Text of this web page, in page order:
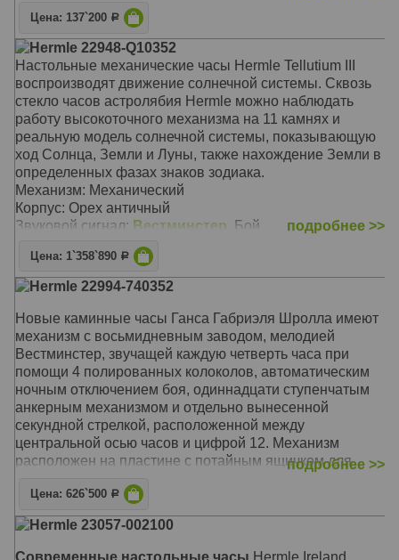
Цена: 137`200 Р
Hermle 22948-Q10352
Настольные механические часы Hermle Tellutium III
воспроизводят движение солнечной системы. Сквозь
стекло часов астролябия Hermle можно наблюдать
работу высокоточного механизма на 11 камнях и
реальную модель солнечной системы, показывающую
ход Солнца, Земли и Луны, также нахождение Земли в
определенных фазах знаков зодиака.
Механизм: Механический
Корпус: Орех античный
Звуковой сигнал: Вестминстер , Бой
Размер: 32 х 32 х 38 см
подробнее >>
Цена: 1`358`890 Р
Hermle 22994-740352
Новые каминные часы Ганса Габриэля Шролла имеют
механизм с восьмидневным заводом, мелодией
Вестминстер, звучащей каждую четверть часа при
помощи 4 полированных колоколов, автоматическим
ночным отключением боя, одиннадцати ступенчатым
анкерным механизмом и отдельно вынесенной
секундной стрелкой, расположенной между
центральной осью часов и цифрой 12. Механизм
расположен на пластине с потайным ящичком для
никелированным латунным ободом филигранной
работы идеально дополняет внешний вид этой
совершенной 'машины времени'. Современный,
минималистский стиль корпуса, выполненный из
подробнее >>
Цена: 626`500 Р
Hermle 23057-002100
Современные настольные часы Hermle Ireland